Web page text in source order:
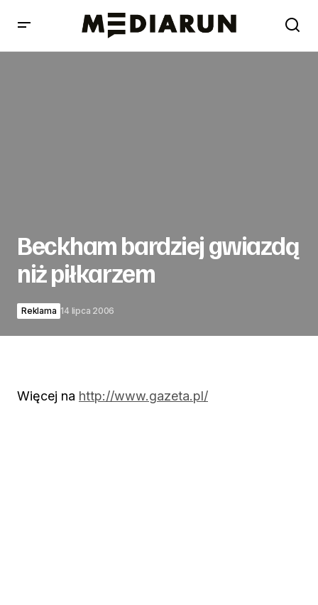
Beckham bardziej gwiazdą
niż piłkarzem
Reklama 14 lipca 2006
Więcej na http://www.gazeta.pl/